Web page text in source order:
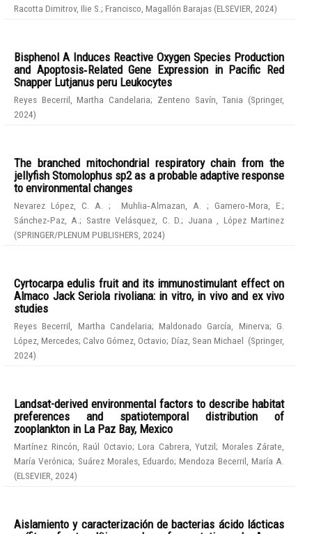
Racotta Dimitrov, Ilie S. ; Francisco, Magallón Barajas (ELSEVIER 2024)
Bisphenol A Induces Reactive Oxygen Species Production
and Apoptosis‑Related Gene Expression in Pacific Red
Snapper Lutjanus peru Leukocytes
Reyes Becerril, Martha Candelaria; Zenteno Savín, Tania (Springer,
2024)
The branched mitochondrial respiratory chain from the
jellyfish Stomolophus sp2 as a probable adaptive response
to environmental changes
Nevarez López, C. A. ; Muhlia‑Almazan, A.;Gamero‑Mora, E.;
Sánchez‑Paz, A.; Sastre Velásquez, C. D.; Juana , López Martinez
(SPRINGER/PLENUM PUBLISHERS 2024)
Cyrtocarpa edulis fruit and its immunostimulant effect on
Almaco Jack Seriola rivoliana: in vitro, in vivo and ex vivo
studies
Reyes Becerril, Martha Candelaria;Maldonado García, Minerva;G.
López, Mercedes;Calvo Gómez, Octavio; Díaz, Sean Michael (Springer,
2024)
Landsat-derived environmental factors to describe habitat
preferences and spatiotemporal distribution of
zooplankton in La Paz Bay, Mexico
Martínez Rincón, Raúl Octavio; Lora Cabrera, Yutzil; Morales Zárate,
María Verónica; Suárez Morales, Eduardo;Mendoza Becerril, María A.
(ELSEVIER 2024)
Aislamiento y caracterización de bacterias ácido lácticas